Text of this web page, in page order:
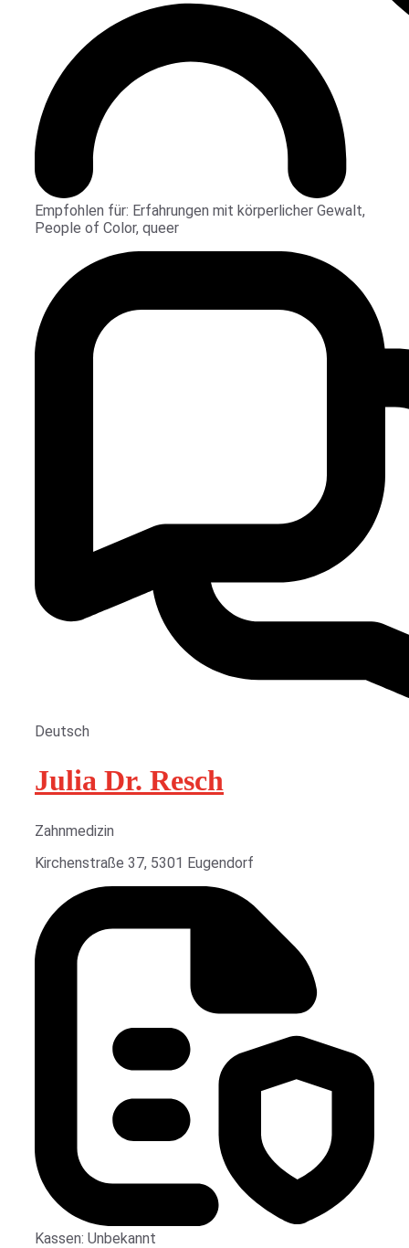
Empfohlen für: Erfahrungen mit körperlicher Gewalt,
People of Color, queer
Deutsch
Julia Dr. Resch
Zahnmedizin
Kirchenstraße 37, 5301 Eugendorf
Kassen: Unbekannt